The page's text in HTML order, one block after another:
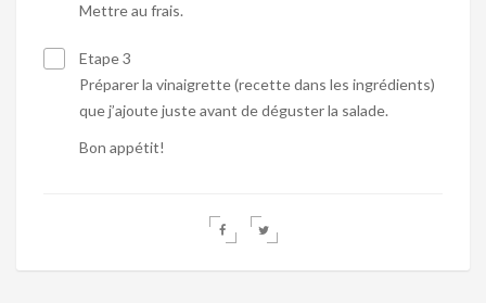
Mettre au frais.
Etape 3
Préparer la vinaigrette (recette dans les ingrédients)
que j’ajoute juste avant de déguster la salade.
Bon appétit!